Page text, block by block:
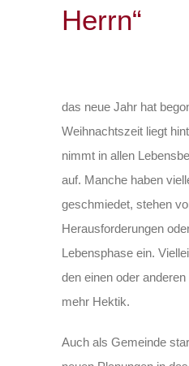
Herrn“
das neue Jahr hat
Weihnachtszeit liegt
nimmt in allen
auf. Manche haben
geschmiedet, stehen
Herausforderungen
Lebensphase ein.
den einen oder
mehr Hektik.
Auch als Gemeinde